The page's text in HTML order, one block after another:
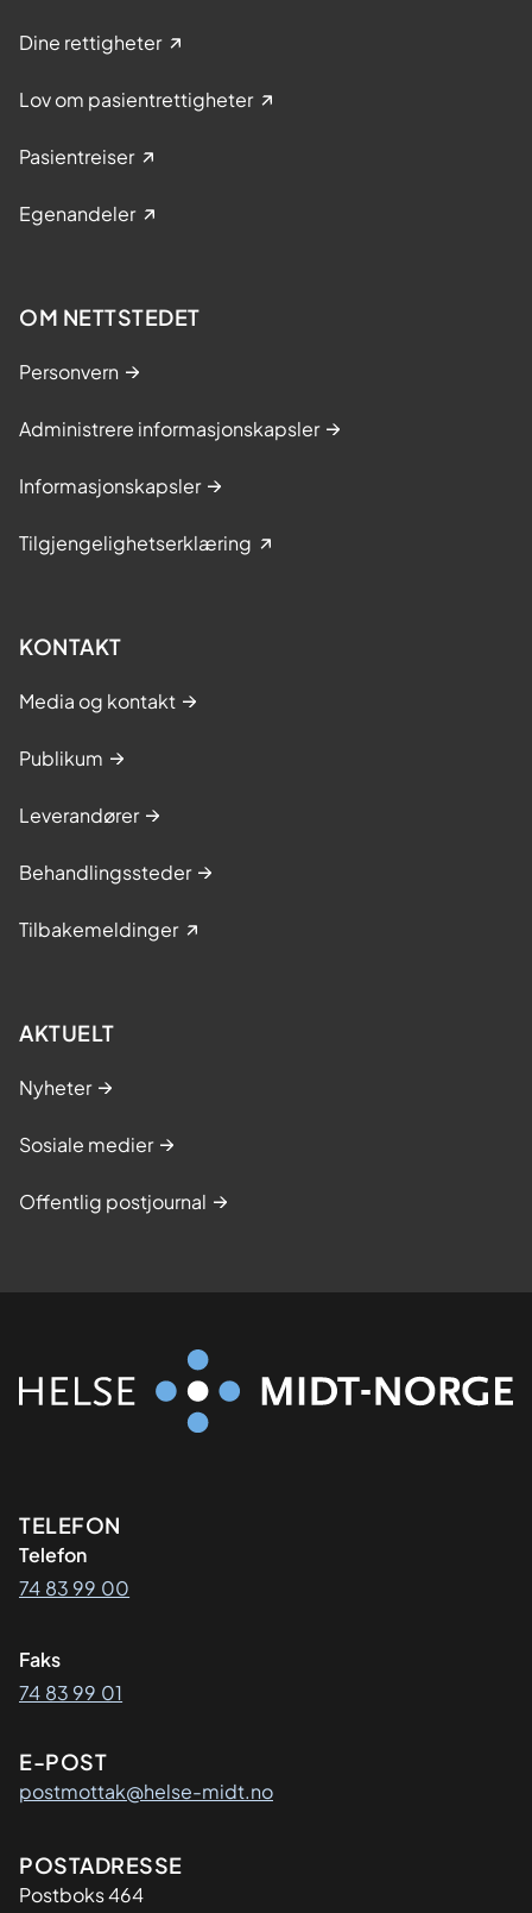
Dine rettigheter
Lov om pasientrettigheter
Pasientreiser
Egenandeler
OM NETTSTEDET
Personvern
Administrere informasjonskapsler
Informasjonskapsler
Tilgjengelighetserklæring
KONTAKT
Media og kontakt
Publikum
Leverandører
Behandlingssteder
Tilbakemeldinger
AKTUELT
Nyheter
Sosiale medier
Offentlig postjournal
Kontaktinformasjon
TELEFON
Telefon
74 83 99 00
Faks
74 83 99 01
E-POST
postmottak@helse-midt.no
Adresse
POSTADRESSE
Postboks 464